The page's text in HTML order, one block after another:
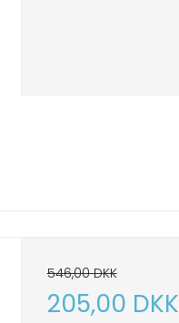
546,00 DKK
205,00 DKK